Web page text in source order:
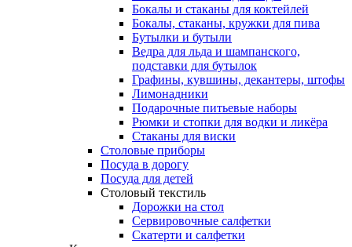
Бокалы и стаканы для коктейлей
Бокалы, стаканы, кружки для пива
Бутылки и бутыли
Ведра для льда и шампанского,
подставки для бутылок
Графины, кувшины, декантеры, штофы
Лимонадники
Подарочные питьевые наборы
Рюмки и стопки для водки и ликёра
Стаканы для виски
Столовые приборы
Посуда в дорогу
Посуда для детей
Столовый текстиль
Дорожки на стол
Сервировочные салфетки
Скатерти и салфетки